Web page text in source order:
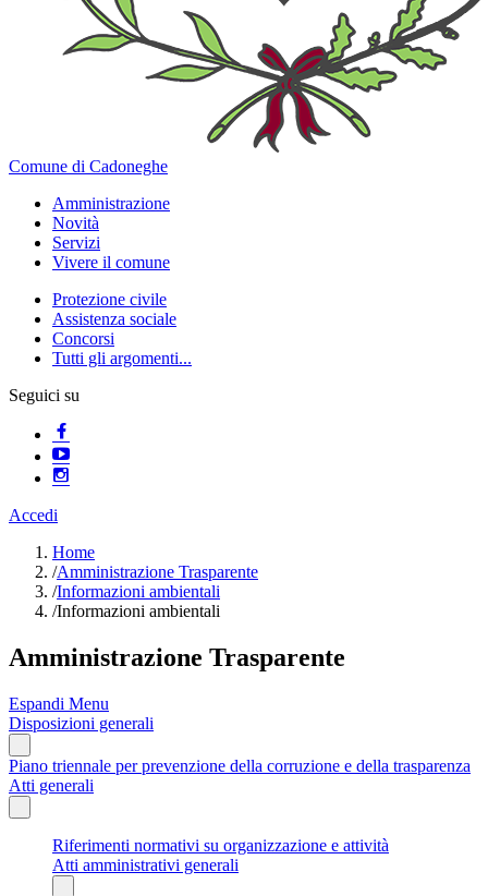
Comune di Cadoneghe
Amministrazione
Novità
Servizi
Vivere il comune
Protezione civile
Assistenza sociale
Concorsi
Tutti gli argomenti...
Seguici su
Accedi
Home
/Amministrazione Trasparente
/Informazioni ambientali
/Informazioni ambientali
Amministrazione Trasparente
Espandi Menu
Disposizioni generali
Piano triennale per prevenzione della corruzione e della trasparenza
Atti generali
Riferimenti normativi su organizzazione e attività
Atti amministrativi generali